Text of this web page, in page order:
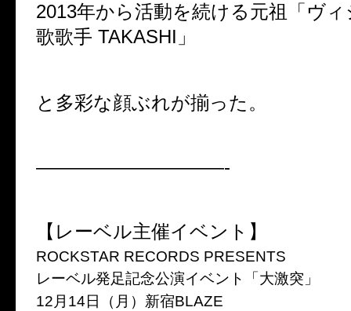
2013年から活動を続ける元祖「ヴ
歌歌手 TAKASHI」
と多彩な顔ぶれが揃った。
——————————-
【レーベル主催イベント】
ROCKSTAR RECORDS PRESENTS
レーベル発足記念公演イベント「大激突」
12月14日（月）新宿BLAZE